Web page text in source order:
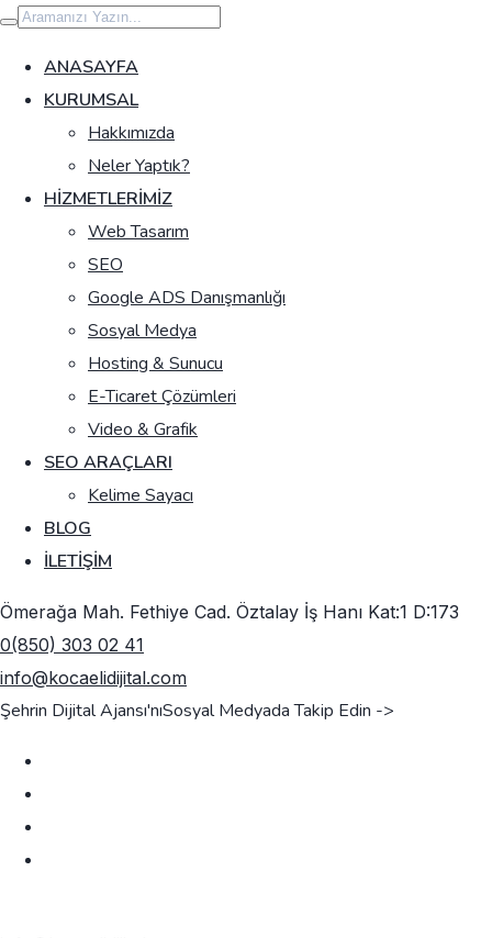
İçeriğe
geç
ANASAYFA
KURUMSAL
Hakkımızda
Neler Yaptık?
HIZMETLERIMIZ
Web Tasarım
SEO
Google ADS Danışmanlığı
Sosyal Medya
Hosting & Sunucu
E-Ticaret Çözümleri
Video & Grafik
SEO ARAÇLARI
Kelime Sayacı
BLOG
İLETIŞIM
Ömerağa Mah. Fethiye Cad. Öztalay İş Hanı Kat:1 D:173
0(850) 303 02 41
info@kocaelidijital.com
Şehrin Dijital Ajansı'nıSosyal Medyada Takip Edin ->